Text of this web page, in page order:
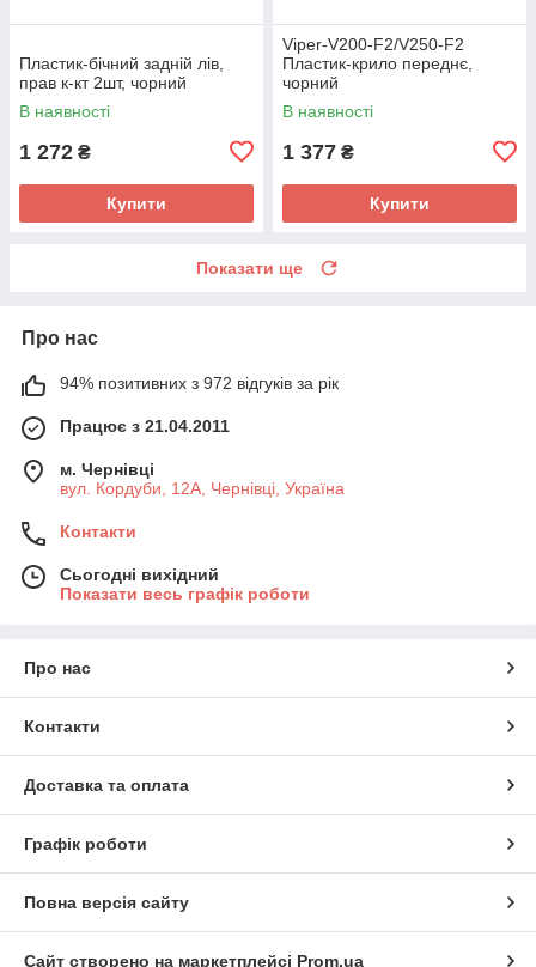
Пластик-бічний задній лів,
прав к-кт 2шт, чорний
В наявності
1 272 ₴
Купити
Viper-V200-F2/V250-F2
Пластик-крило переднє,
чорний
В наявності
1 377 ₴
Купити
Показати ще
Про нас
94% позитивних з 972 відгуків за рік
Працює з 21.04.2011
м. Чернівці
вул. Кордуби, 12А, Чернівці, Україна
Контакти
Сьогодні вихідний
Показати весь графік роботи
Про нас
Контакти
Доставка та оплата
Графік роботи
Повна версія сайту
Сайт створено на маркетплейсі Prom.ua